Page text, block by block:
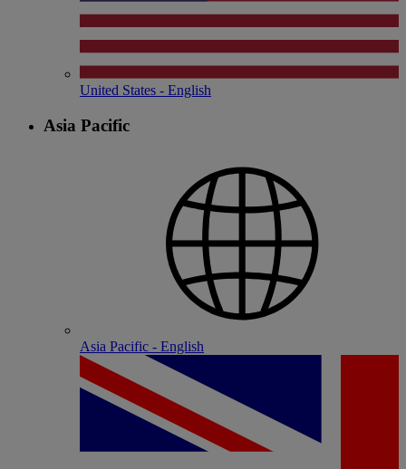
United States - English
Asia Pacific
Asia Pacific - English